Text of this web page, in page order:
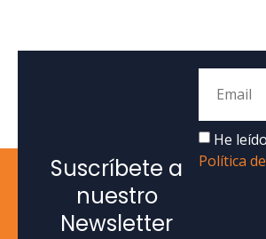
Suscríbete a
nuestro
Newsletter
He
Política